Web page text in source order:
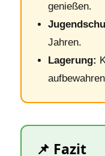
genießen.
Jahren.
Lagerung:
📌 Fazit